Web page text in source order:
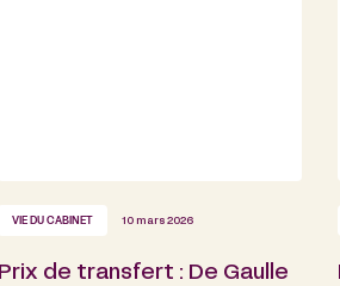
VIE DU CABINET 10 mars 2026
Prix de transfert : De Gaulle